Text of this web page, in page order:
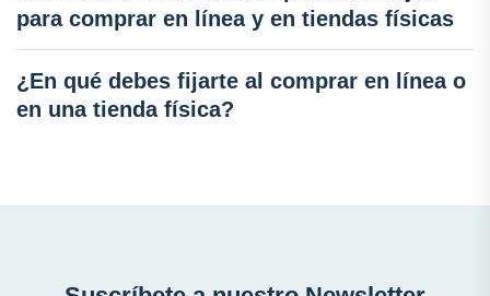
para comprar en línea y en tiendas físicas
¿En qué debes fijarte al comprar en línea o
en una tienda física?